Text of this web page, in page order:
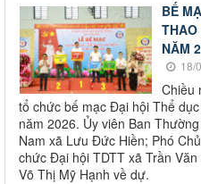
BẾ
THAO
NĂM
18/
Chiều
tổ chức bế mạc Đại hội Thể
năm 2026. Ủy viên Ban
Nam xã Lưu Đức Hiền; Phó
chức Đại hội TDTT xã Trần
Võ Thị Mỹ Hạnh về dự.